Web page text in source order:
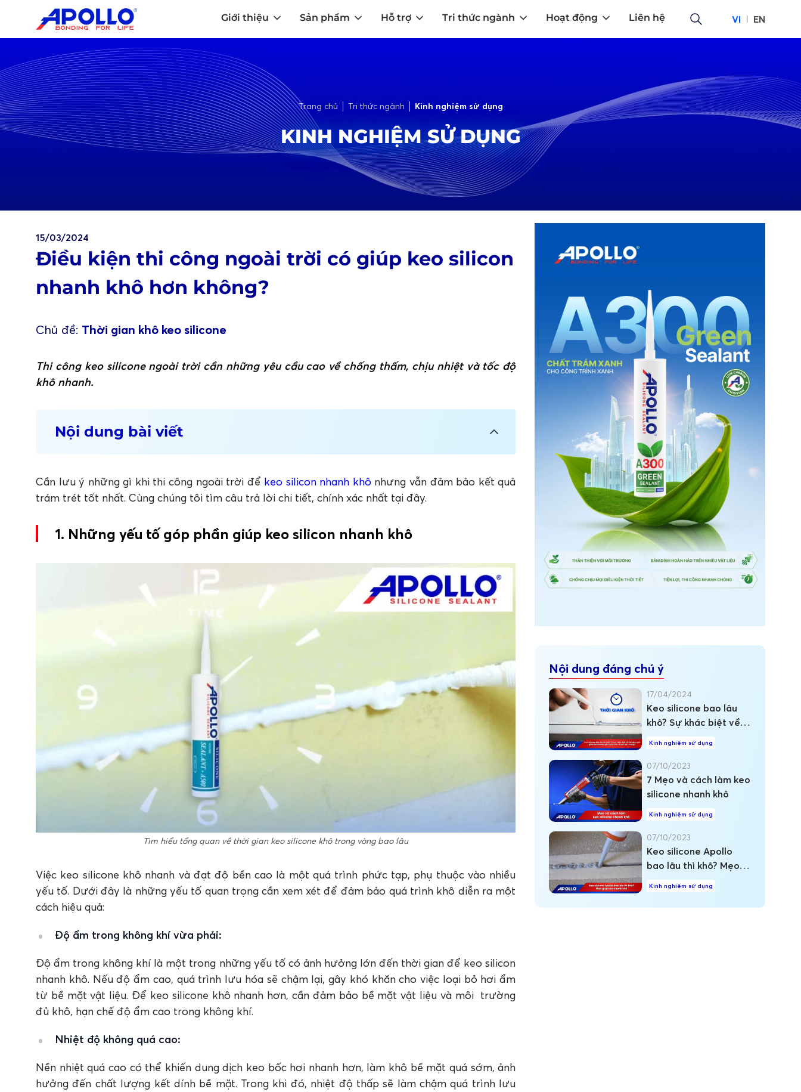
Giới thiệu Sản phẩm Hỗ trợ Tri thức ngành Hoạt động Liên hệ VI EN
Trang chủ Tri thức ngành Kinh nghiệm sử dụng
KINH NGHIỆM SỬ DỤNG
15/03/2024
Điều kiện thi công ngoài trời có giúp keo silicon
nhanh khô hơn không?
Chủ đề: Thời gian khô keo silicone
Thi công keo silicone ngoài trời cần những yêu cầu cao về chống thấm, chịu nhiệt và tốc độ
khô nhanh.
Nội dung bài viết
1. Những yếu tố góp phần giúp keo silicon nhanh khô
3. Một vài lưu ý khi thi công trám keo silicone ngoài trời
4. Tổng kết
1. Keo silicon nhanh khô trong điều kiện ngoài trời có đúng không?
2. Độ ẩm cao có làm giảm khả năng keo silicon khô nhanh không?
4. Lớp keo dày có ảnh hưởng đến tốc độ khô của keo silicon không?
5. Khi keo silicon chưa khô hoàn toàn có được tác động lực lên bề mặt không?
Cần lưu ý những gì khi thi công ngoài trời để keo silicon nhanh khônhưng vẫn đảm bảo kết quả
trám trét tốt nhất. Cùng chúng tôi tìm câu trả lời chi tiết, chính xác nhất tại đây.
1. Những yếu tố góp phần giúp keo silicon nhanh khô
Tìm hiểu tổng quan về thời gian keo silicone khô trong vòng bao lâu
Việc keo silicone khô nhanh và đạt độ bền cao là một quá trình phức tạp, phụ thuộc vào nhiều
yếu tố. Dưới đây là những yếu tố quan trọng cần xem xét để đảm bảo quá trình khô diễn ra một
cách hiệu quả:
Độ ẩm trong không khí vừa phải:
Độ ẩm trong không khí là một trong những yếu tố có ảnh hưởng lớn đến thời gian để keo silicon
nhanh khô. Nếu độ ẩm cao, quá trình lưu hóa sẽ chậm lại, gây khó khăn cho việc loại bỏ hơi ẩm
từ bề mặt vật liệu. Để keo silicone khô nhanh hơn, cần đảm bảo bề mặt vật liệu và môi trường
đủ khô, hạn chế độ ẩm cao trong không khí.
Nhiệt độ không quá cao:
Nền nhiệt quá cao có thể khiến dung dịch keo bốc hơi nhanh hơn, làm khô bề mặt quá sớm, ảnh
hưởng đến chất lượng kết dính bề mặt. Trong khi đó, nhiệt độ thấp sẽ làm chậm quá trình lưu
Nội dung đáng chú ý
17/04/2024
Keo silicone bao lâu
khô? Sự khác biệt về
thời gian khô giữa keo
silicone trung tính và
axit?
Kinh nghiệm sử dụng
07/10/2023
7 Mẹo và cách làm keo
silicone nhanh khô
Kinh nghiệm sử dụng
07/10/2023
Keo silicone Apollo
bao lâu thì khô? Mẹo
giúp keo nhanh khô
Kinh nghiệm sử dụng